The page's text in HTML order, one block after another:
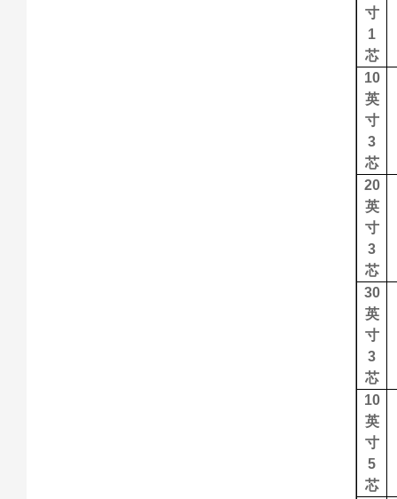
寸
1
芯
10
英
寸
3
芯
20
英
寸
3
芯
30
英
寸
3
芯
10
英
寸
5
芯